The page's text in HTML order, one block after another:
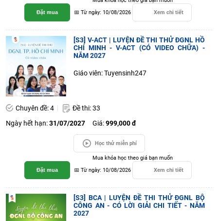
Đặt mua
📅 Từ ngày: 10/08/2026
Xem chi tiết
[S3] V-ACT | LUYỆN ĐỀ THI THỬ ĐGNL HỒ
CHÍ MINH - V-ACT (CÓ VIDEO CHỮA) -
NĂM 2027
Giáo viên: Tuyensinh247
Chuyên đề: 4
Đề thi: 33
Ngày hết hạn:31/07/2027 Giá:999,000 đ
Học thử miễn phí
Đặt mua
Mua khóa học theo giá bạn muốn
📅 Từ ngày: 10/08/2026
Xem chi tiết
[S3] BCA | LUYỆN ĐỀ THI THỬ ĐGNL BỘ
CÔNG AN - CÓ LỜI GIẢI CHI TIẾT - NĂM
2027